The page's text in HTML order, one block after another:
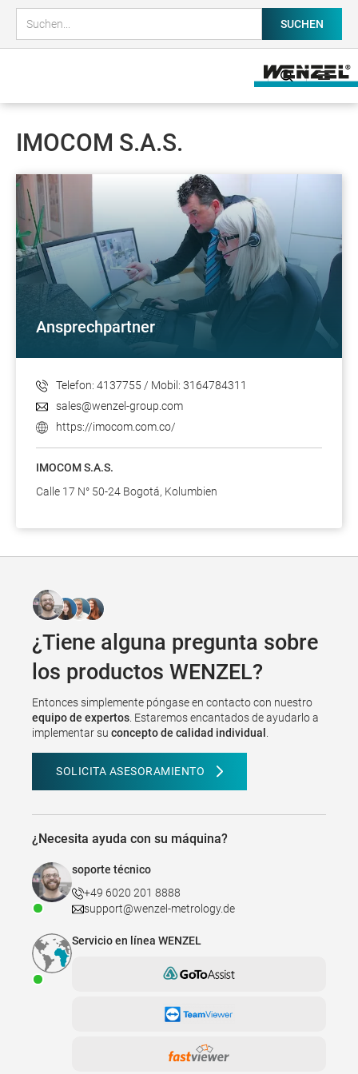
IMOCOM S.A.S.
Ansprechpartner
Telefon: 4137755 / Mobil: 3164784311
sales@wenzel-group.com
https://imocom.com.co/
IMOCOM S.A.S.
Calle 17 N° 50-24 Bogotá, Kolumbien
¿Tiene alguna pregunta sobre
los productos WENZEL?
Entonces simplemente póngase en contacto con nuestro
equipo de expertos . Estaremos encantados de ayudarlo a
implementar su concepto de calidad individual
SOLICITA ASESORAMIENTO
¿Necesita ayuda con su máquina?
soporte técnico
+49 6020 201 8888
support@wenzel-metrology.de
Servicio en línea WENZEL